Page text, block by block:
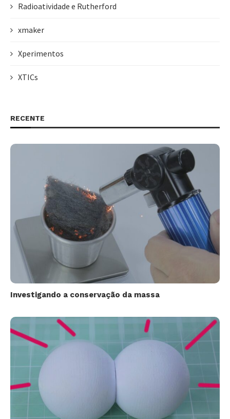
Radioatividade e Rutherford
xmaker
Xperimentos
XTICs
RECENTE
Investigando a conservação da massa